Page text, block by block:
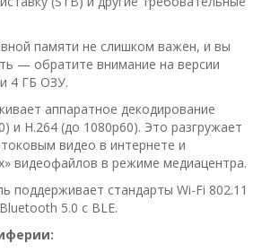
памяти не слишком важен, и вы
— обратите внимание на версии
4 ГБ ОЗУ.
аппаратное декодирование
и H.264 (до 1080p60). Это разгружает
видео в интернете и
видеофайлов в режиме медиацентра.
поддерживает стандарты Wi-Fi 802.11
5.0 с BLE.